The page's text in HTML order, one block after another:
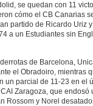
se quedan con 11
cómo el CB Canarias
partido de Ricardo Uriz
a un Estudiantes sin
de Barcelona,
el Obradoiro, mientras
un parcial de 11-23 en el
Zaragoza, que
Rossom y Norel